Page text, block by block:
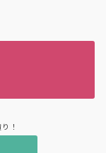
！